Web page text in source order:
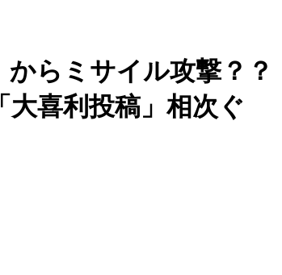
からミサイル攻撃？
喜利投稿」相次ぐ